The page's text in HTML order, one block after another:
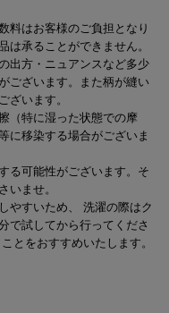
料はお客様のご負担となり
は承ることができません。
出方・ニュアンスなど多少
ございます。また柄が縫い
ざいます。
（特に湿った状態での摩
に移染する場合がございま
る可能性がございます。そ
いませ。
やすいため、 洗濯の際はク
で試してから行ってくださ
とをおすすめいたします。